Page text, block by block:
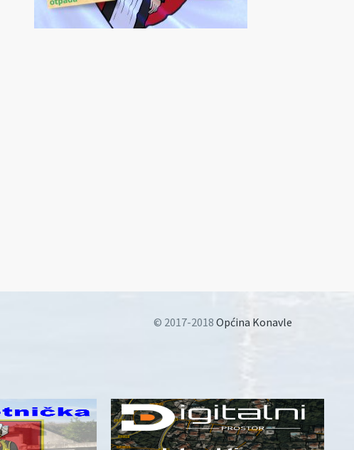
© 2017-2018 Općina Konavle